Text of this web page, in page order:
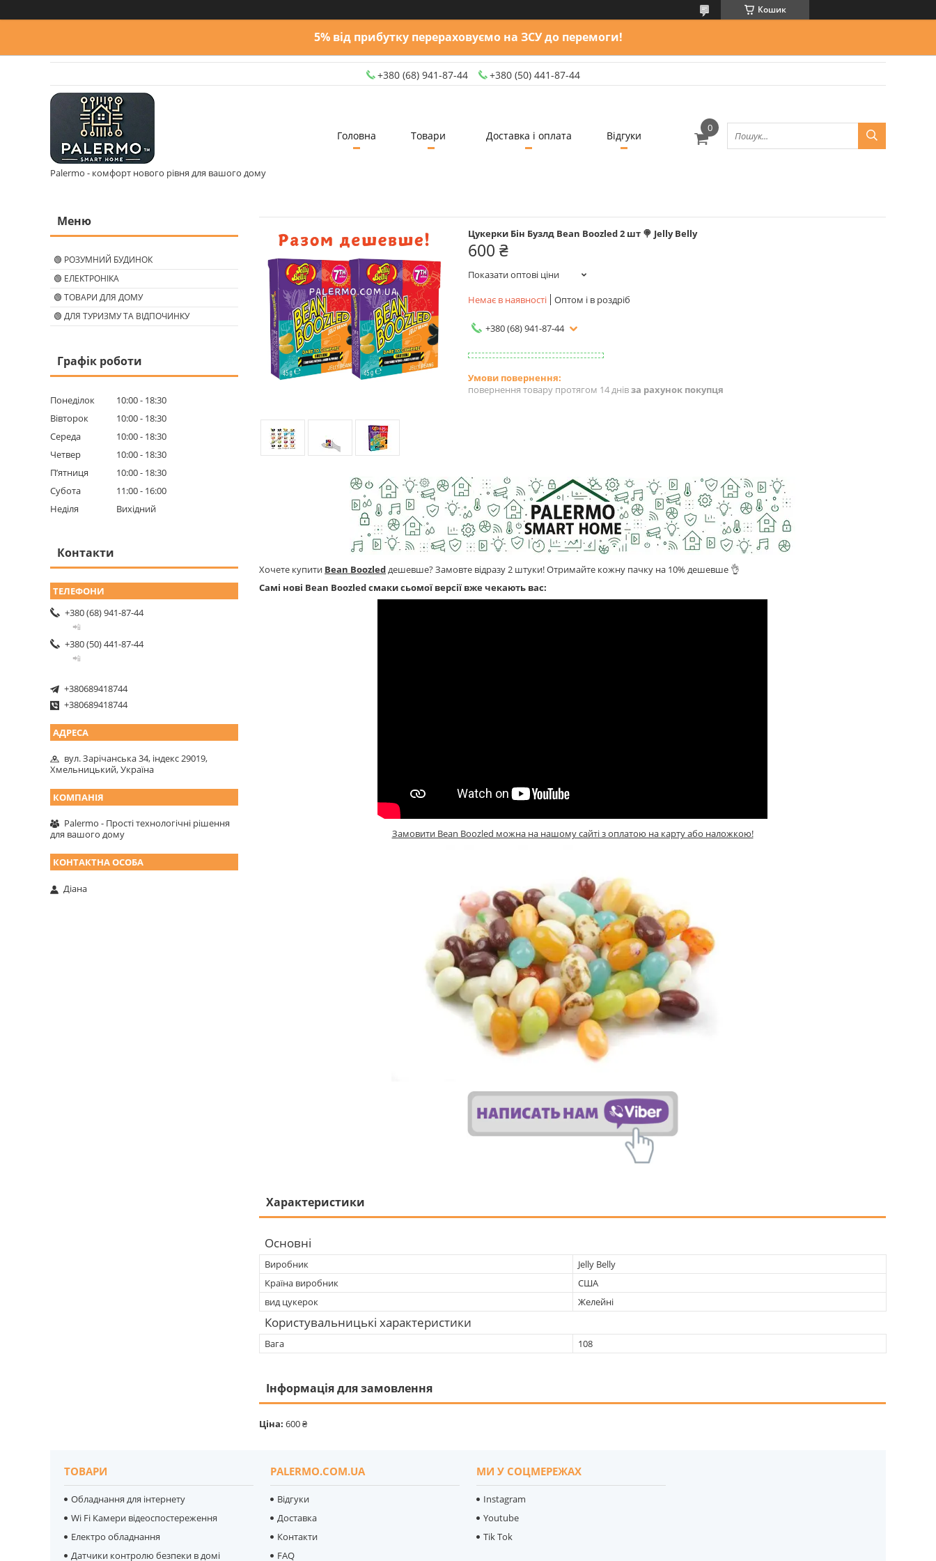
Кошик
5% від прибутку перераховуємо на ЗСУ до перемоги!
+380 (68) 941-87-44 +380 (50) 441-87-44
Palermo - комфорт нового рівня для вашого дому
Головна Товари Доставка і оплата Відгуки
Цукерки Бін Бузлд Bean Boozled 2 шт 🍭 Jelly Belly
600 ₴
Показати оптові ціни
Немає в наявності
Оптом і в роздріб
+380 (68) 941-87-44
повернення товару протягом 14 днівза рахунок покупця
Хочете купити Bean Boozled дешевше? Замовте відразу 2 штуки! Отримайте кожну пачку на 10% дешевше 👌
Самі нові Bean Boozled смаки сьомої версії вже чекають вас:
Замовити Bean Boozled можна на нашому сайті з оплатою на карту або наложкою!
Характеристики
Основні
Виробник
Jelly Belly
Країна виробник
США
вид цукерок
Желейні
Користувальницькі характеристики
Вага 108
Інформація для замовлення
Ціна: 600 ₴
🟢 РОЗУМНИЙ БУДИНОК
🟢 ЕЛЕКТРОНІКА
🟢 ТОВАРИ ДЛЯ ДОМУ
🟢 ДЛЯ ТУРИЗМУ ТА ВІДПОЧИНКУ
Графік роботи
Понеділок 10:00
18:30
Вівторок
10:00
18:30
Середа
10:00
18:30
Четвер
10:00
18:30
Пʼятниця
10:00
18:30
Субота
11:00
16:00
Неділя
Вихідний
Контакти
+380 (68) 941-87-44
📲
+380 (50) 441-87-44
📲
+380689418744
+380689418744
вул. Зарічанська 34, індекс 29019,
Хмельницький, Україна
Palermo - Прості технологічні рішення
для вашого дому
Діана
ТОВАРИ
Обладнання для інтернету
Wi Fi Камери відеоспостереження
Електро обладнання
Датчики контролю безпеки в домі
PALERMO.COM.UA
Відгуки
Доставка
Контакти
FAQ
МИ У СОЦМЕРЕЖАХ
Instagram
Youtube
Tik Tok